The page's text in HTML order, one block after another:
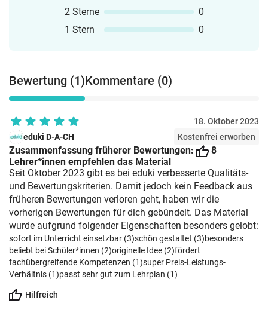
2 Sterne
0
1 Stern
0
Bewertung (1)Kommentare (0)
18. Oktober 2023
eduki D-A-CH
Kostenfrei erworben
Zusammenfassung früherer Bewertungen:
8
Lehrer*innen empfehlen das Material
Seit Oktober 2023 gibt es bei eduki verbesserte Qualitäts-
und Bewertungskriterien. Damit jedoch kein Feedback aus
früheren Bewertungen verloren geht, haben wir die
vorherigen Bewertungen für dich gebündelt. Das Material
wurde aufgrund folgender Eigenschaften besonders gelobt:
sofort im Unterricht einsetzbar (3)schön gestaltet (3)besonders
beliebt bei Schüler*innen (2)originelle Idee (2)fördert
fachübergreifende Kompetenzen (1)super Preis-Leistungs-
Verhältnis (1)passt sehr gut zum Lehrplan (1)
Hilfreich